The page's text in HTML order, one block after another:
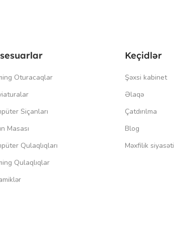
Oturacaqlar
Siçanları
Masası
Qulaqlıqları
Qulaqlıqlar
Keçidlər
Şəxsi kabinet
Əlaqə
Çatdırılma
Blog
Məxfilik siyasəti